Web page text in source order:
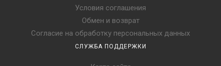
Условия соглашения
Обмен и возврат
Согласие на обработку персональных данных
СЛУЖБА ПОДДЕРЖКИ